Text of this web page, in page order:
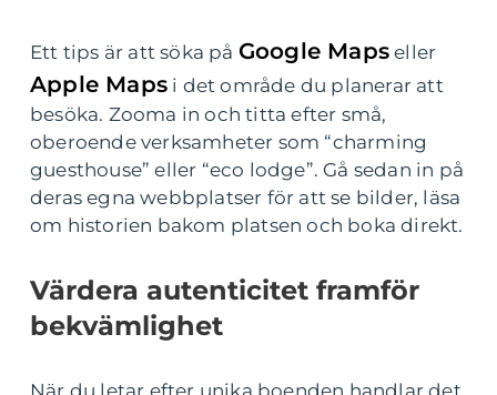
Ett tips är att söka på Google Maps eller
Apple Maps i det område du planerar att
besöka. Zooma in och titta efter små,
oberoende verksamheter som “charming
guesthouse” eller “eco lodge”. Gå sedan in på
deras egna webbplatser för att se bilder, läsa
om historien bakom platsen och boka direkt.
Värdera autenticitet framför
bekvämlighet
När du letar efter unika boenden handlar det